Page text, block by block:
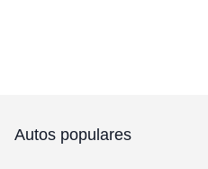
Autos populares